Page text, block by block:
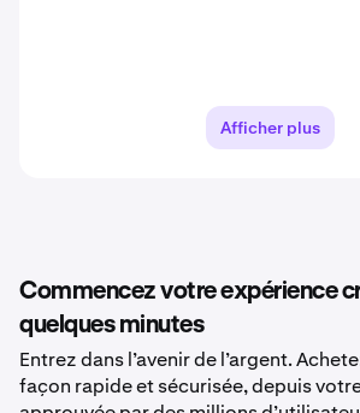
Afficher plus
Commencez votre expérience
quelques minutes
Entrez dans l’avenir de l’argent.
façon rapide et sécurisée, depuis